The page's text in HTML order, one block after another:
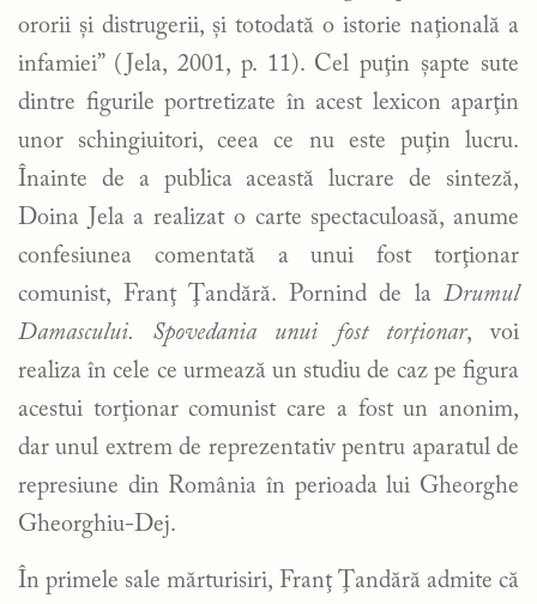
ororii şi distrugerii, şi totodată o istorie naţională a
infamiei” (Jela, 2001, p. 11). Cel puţin şapte sute
dintre figurile portretizate în acest lexicon aparţin
unor schingiuitori, ceea ce nu este puţin lucru.
Înainte de a publica această lucrare de sinteză,
Doina Jela a realizat o carte spectaculoasă, anume
confesiunea comentată a unui fost torţionar
comunist, Franţ Ţandără. Pornind de la Drumul
Damascului. Spovedania unui fost torţionar, voi
realiza în cele ce urmează un studiu de caz pe figura
acestui torţionar comunist care a fost un anonim,
dar unul extrem de reprezentativ pentru aparatul de
represiune din România în perioada lui Gheorghe
Gheorghiu-Dej.
În primele sale mărturisiri, Franţ Ţandără admite că